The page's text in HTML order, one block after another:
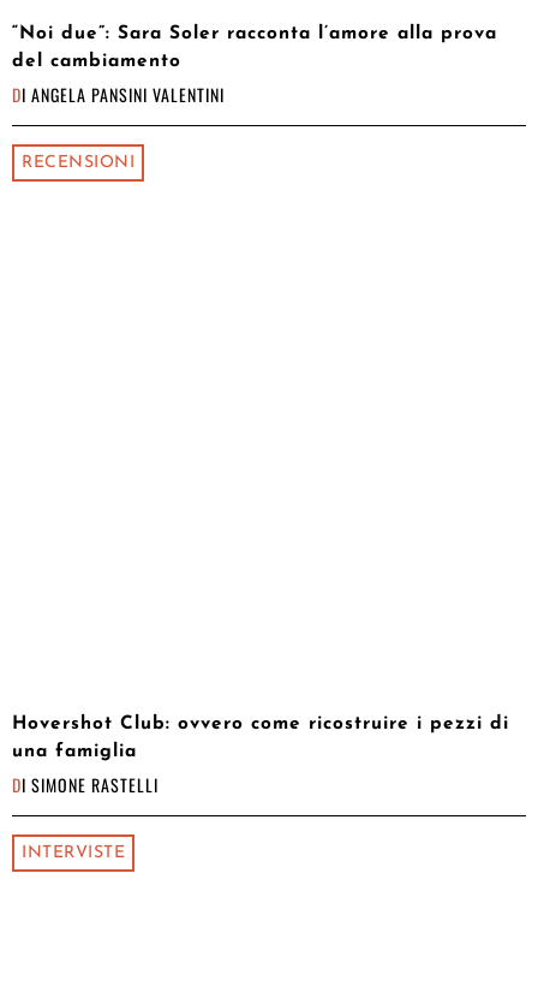
“Noi due”: Sara Soler racconta l’amore alla prova
del cambiamento
DI ANGELA PANSINI VALENTINI
RECENSIONI
Hovershot Club: ovvero come ricostruire i pezzi di
una famiglia
DI SIMONE RASTELLI
INTERVISTE